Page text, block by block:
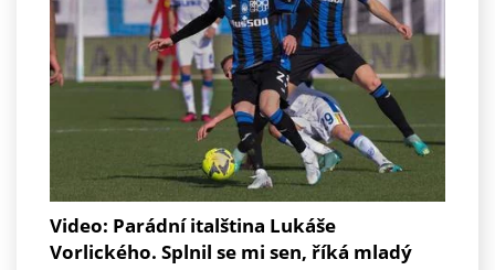
Video: Parádní italština Lukáše
Vorlického. Splnil se mi sen, říká mladý